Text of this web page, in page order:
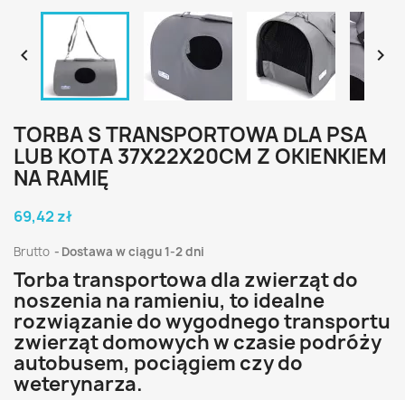
 
TORBA S TRANSPORTOWA DLA PSA
LUB KOTA 37X22X20CM Z OKIENKIEM
NA RAMIĘ
69,42 zł
Brutto Dostawa w ciągu 1-2 dni
Torba transportowa dla zwierząt do
noszenia na ramieniu, to idealne
rozwiązanie do wygodnego transportu
zwierząt domowych w czasie podróży
autobusem, pociągiem czy do
weterynarza.